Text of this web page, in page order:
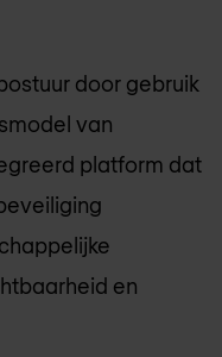
door gebruik
van
platform dat
en